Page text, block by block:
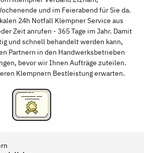
Passau
Rudelsdorf, Mittelfranken
und im Feierabend für Sie da.
24h Notfall Klempner Service aus
Zeit anrufen - 365 Tage im Jahr. Damit
und schnell behandelt werden kann,
Partnern in den Handwerksbetrieben
bevor wir Ihnen Aufträge zuteilen.
Klempnern Bestleistung erwarten.